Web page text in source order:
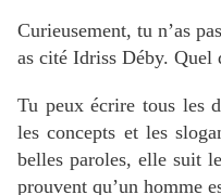
Curieusement, tu n’as
as cité Idriss Déby. Quel
Tu peux écrire tous les
les concepts et les
belles paroles, elle suit
prouvent qu’un homme